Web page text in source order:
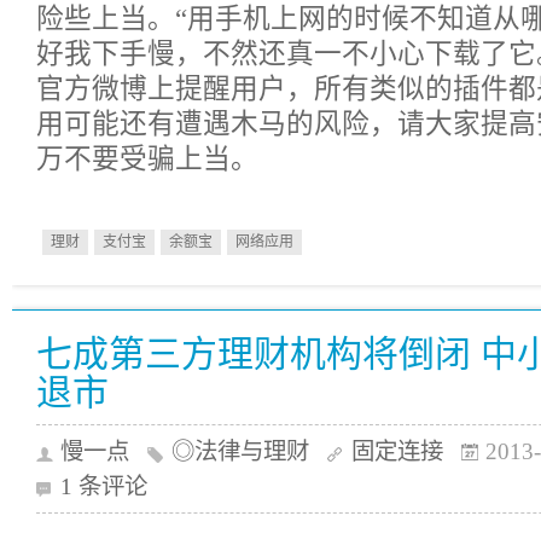
险些上当。“用手机上网的时候不知道从
好我下手慢，不然还真一不小心下载了
官方微博上提醒用户，所有类似的插件
用可能还有遭遇木马的风险，请大家提
万不要受骗上当。
理财 支付宝 余额宝 网络应用
七成第三方理财机构将倒闭 中
退市
慢一点 ◎法律与理财 固定连接
1 条评论